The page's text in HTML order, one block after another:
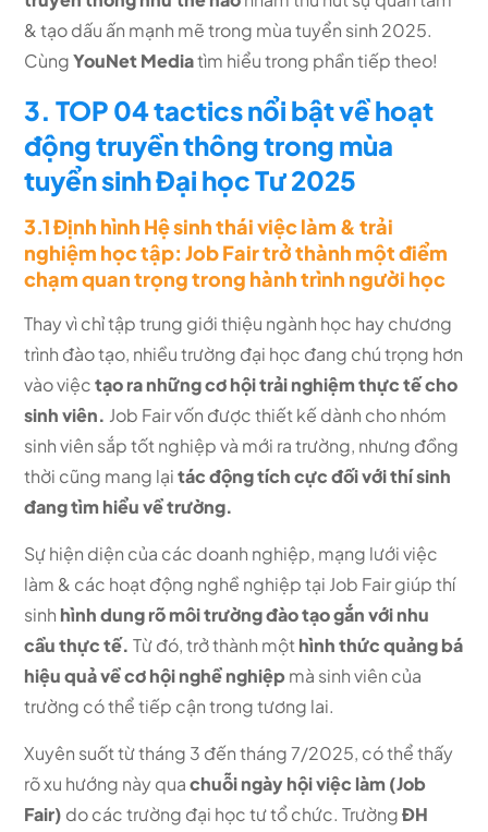
& tạo dấu ấn mạnh mẽ trong mùa tuyển sinh 2025.
CùngYouNet Mediatìm hiểu trong phần tiếp theo!
3. TOP 04 tactics nổi bật về hoạt
động truyền thông trong mùa
tuyển sinh Đại học Tư 2025
3.1 Định hình Hệ sinh thái việc làm & trải
nghiệm học tập: Job Fair trở thành một điểm
chạm quan trọng trong hành trình người học
Thay vì chỉ tập trung giới thiệu ngành học hay chương
trình đào tạo, nhiều trường đại học đang chú trọng hơn
vào việctạo ra những cơ hội trải nghiệm thực tế cho
sinh viên. Job Fair vốn được thiết kế dành cho nhóm
sinh viên sắp tốt nghiệp và mới ra trường, nhưng đồng
thời cũng mang lạitác động tích cực đối với thí sinh
đang tìm hiểu về trường.
Sự hiện diện của các doanh nghiệp, mạng lưới việc
làm & các hoạt động nghề nghiệp tại Job Fair giúp thí
sinh hình dung rõ môi trường đào tạo gắn với nhu
cầu thực tế.Từ đó, trở thành một hình thức quảng bá
hiệu quả về cơ hội nghề nghiệpmà sinh viên của
trường có thể tiếp cận trong tương lai.
Xuyên suốt từ tháng 3 đến tháng 7/2025, có thể thấy
rõ xu hướng này quachuỗi ngày hội việc làm (Job
Fair) do các trường đại học tư tổ chức. TrườngĐH